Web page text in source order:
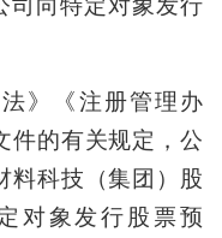
》《注册管理办
件的有关规定，公
料科技（集团）股
对象发行股票预